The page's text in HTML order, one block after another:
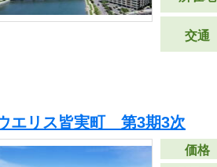
交通
エリス皆実町 第3期3次
価格